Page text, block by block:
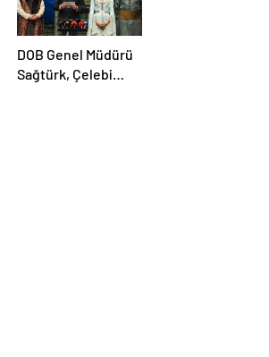
DOB Genel Müdürü
Sağtürk, Çelebi